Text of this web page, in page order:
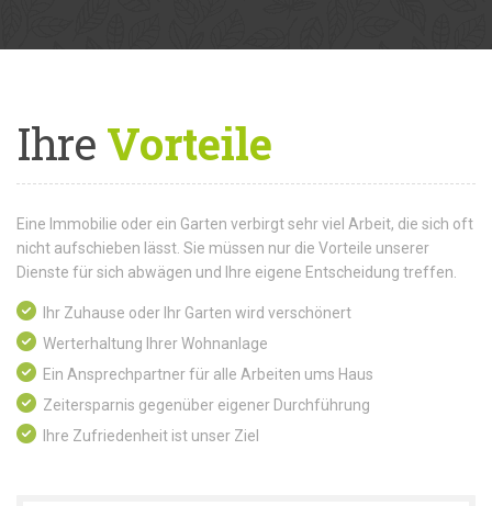
IhreVorteile
Eine Immobilie oder ein Garten verbirgt sehr viel Arbeit, die sich oft
nicht aufschieben lässt. Sie müssen nur die Vorteile unserer
Dienste für sich abwägen und Ihre eigene Entscheidung treffen.
Ihr Zuhause oder Ihr Garten wird verschönert
Werterhaltung Ihrer Wohnanlage
Ein Ansprechpartner für alle Arbeiten ums Haus
Zeitersparnis gegenüber eigener Durchführung
Ihre Zufriedenheit ist unser Ziel